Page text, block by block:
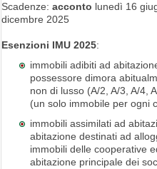
Scadenze: acconto lunedì 16
dicembre 2025
Esenzioni IMU 2025:
immobili adibiti ad
possessore dimora
non di lusso (A/2, A/3, A/4,
(un solo immobile per ogni
immobili assimilati ad
abitazione destinati ad
immobili delle cooperative
abitazione principale dei